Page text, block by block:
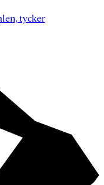
tycker